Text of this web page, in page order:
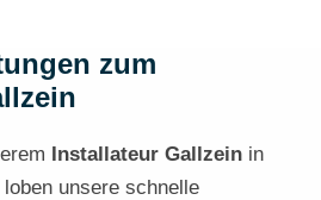
zum
Installateur Gallzein in
unsere schnelle